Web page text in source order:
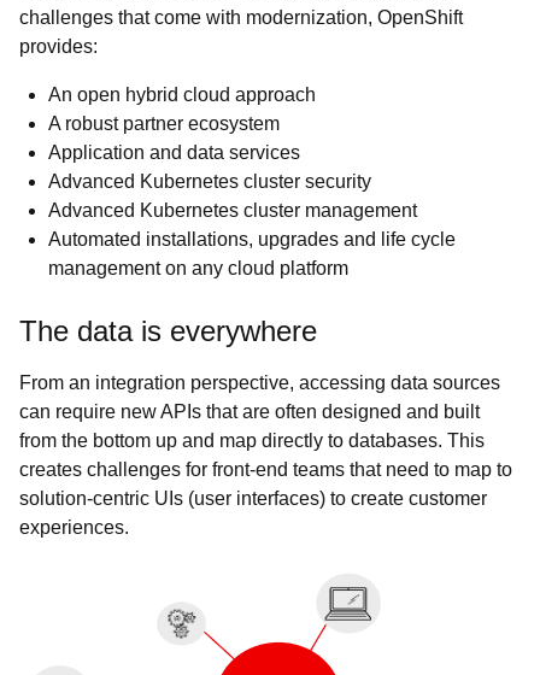
challenges that come with modernization, OpenShift
provides:
An open hybrid cloud approach
A robust partner ecosystem
Application and data services
Advanced Kubernetes cluster security
Advanced Kubernetes cluster management
Automated installations, upgrades and life cycle
management on any cloud platform
The data is everywhere
From an integration perspective, accessing data sources
can require new APIs that are often designed and built
from the bottom up and map directly to databases. This
creates challenges for front-end teams that need to map to
solution-centric UIs (user interfaces) to create customer
experiences.